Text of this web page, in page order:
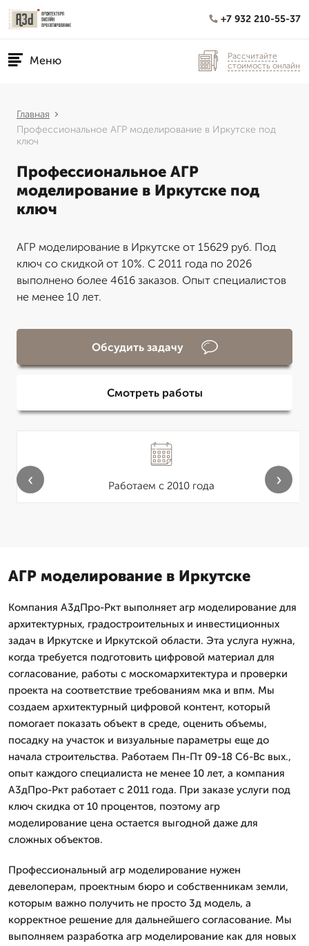
+7 932 210-55-37
Меню
Рассчитайте
стоимость онлайн
Главная
Профессиональное АГР моделирование в Иркутске под
ключ
Профессиональное АГР
моделирование в Иркутске под
ключ
АГР моделирование в Иркутске от 15629 руб. Под
ключ со скидкой от 10%. С 2011 года по 2026
выполнено более 4616 заказов. Опыт специалистов
не менее 10 лет.
Обсудить задачу
Смотреть работы
Работаем с 2010 года
‹ ›
АГР моделирование в Иркутске
Компания А3дПро-Ркт выполняет агр моделирование для
архитектурных, градостроительных и инвестиционных
задач в Иркутске и Иркутской области. Эта услуга нужна,
когда требуется подготовить цифровой материал для
согласование, работы с москомархитектура и проверки
проекта на соответствие требованиям мка и впм. Мы
создаем архитектурный цифровой контент, который
помогает показать объект в среде, оценить объемы,
посадку на участок и визуальные параметры еще до
начала строительства. Работаем Пн-Пт 09-18 Сб-Вс вых.,
опыт каждого специалиста не менее 10 лет, а компания
А3дПро-Ркт работает с 2011 года. При заказе услуги под
ключ скидка от 10 процентов, поэтому агр
моделирование цена остается выгодной даже для
сложных объектов.
Профессиональный агр моделирование нужен
девелоперам, проектным бюро и собственникам земли,
которым важно получить не просто 3д модель, а
корректное решение для дальнейшего согласование. Мы
выполняем разработка агр моделирование как для новых